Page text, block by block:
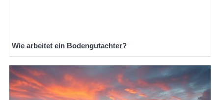
Wie arbeitet ein Bodengutachter?